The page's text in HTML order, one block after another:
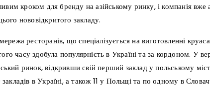
кроком для бренду на азійському ринку, і компанія вже
нововідкритого закладу.
ресторанів, що спеціалізується на виготовленні
часу здобула популярність в Україні та за кордоном. У
ринок, відкривши свій перший заклад у польському
в Україні, а також 11 у Польщі та по одному в